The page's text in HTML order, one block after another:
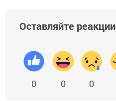
Оставляйте реакции
0 0 0